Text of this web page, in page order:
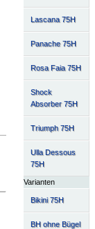
Lascana 75H
Panache 75H
Rosa Faia 75H
Shock
Absorber 75H
Triumph 75H
Ulla Dessous
75H
Varianten
Bikini 75H
BH ohne Bügel